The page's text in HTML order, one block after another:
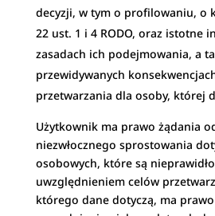
decyzji, w tym o profilowaniu, o
22 ust. 1 i 4 RODO, oraz istotne
zasadach ich podejmowania, a
przewidywanych
przetwarzania dla osoby, której
Użytkownik ma prawo żądania
niezwłocznego sprostowania
osobowych, które są
uwzględnieniem celów
którego dane dotyczą, ma